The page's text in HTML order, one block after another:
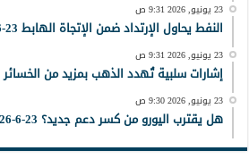
23 يونيو, 2026 9:31 ص
النفط يحاول الإرتداد ضمن الإتجاة الهابط 23-6-2026
23 يونيو, 2026 9:31 ص
إشارات سلبية تُهدد الذهب بمزيد من الخسائر 23-6-2026
23 يونيو, 2026 9:30 ص
هل يقترب اليورو من كسر دعم جديد؟ 23-6-2026